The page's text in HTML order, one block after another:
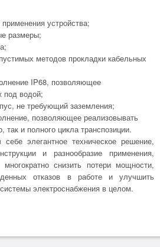
устройства;
размеры;
методов прокладки кабельных
IP68, позволяющее
под водой;
не требующий заземления;
позволяющее реализовывать
так и полного цикла транспозиции.
элегантное техническое решение,
и разнообразие применения,
снизить потери мощности,
отказов в работе и улучшить
электроснабжения в целом.